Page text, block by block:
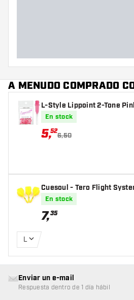
A MENUDO COMPRADO
L-Style Lippoint 2-Tone
En stock
5,52
6,50
Cuesoul - Tero Flight
st Standard - Yellow
En stock
7,35
L
Enviar un e-mail
Respuesta dentro de 1 día hábil